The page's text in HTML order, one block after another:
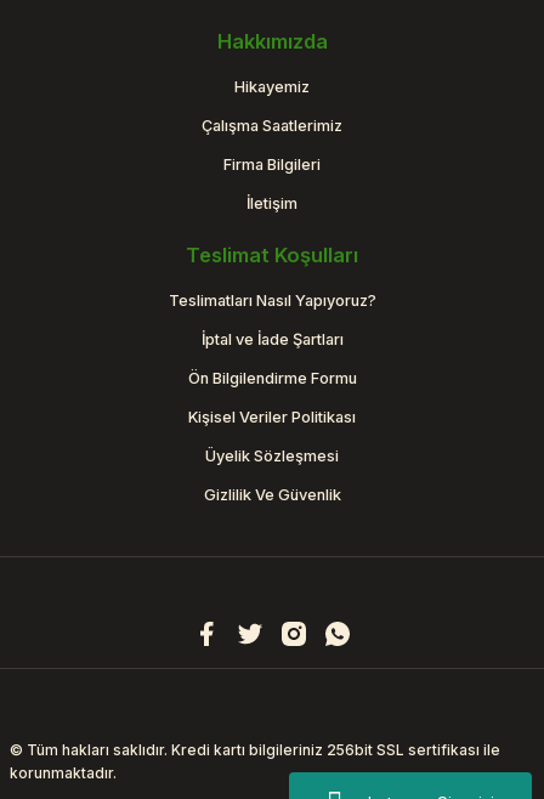
Hakkımızda
Hikayemiz
Çalışma Saatlerimiz
Firma Bilgileri
İletişim
Teslimat Koşulları
Teslimatları Nasıl Yapıyoruz?
İptal ve İade Şartları
Ön Bilgilendirme Formu
Kişisel Veriler Politikası
Üyelik Sözleşmesi
Gizlilik Ve Güvenlik
© Tüm hakları saklıdır. Kredi kartı bilgileriniz 256bit SSL sertifikası ile
korunmaktadır.